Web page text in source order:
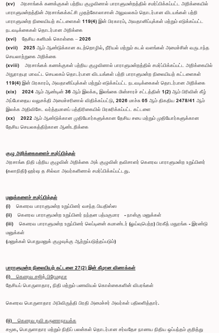
(xv) அரசாங்கக் கணக்குகள் பற்றிய குழுவினால் பாராளுமன்றத்தில் சமர்ப்பிக்கப்பட்ட அறிக்கையில்
பாராளுமன்றத்தின் அரசாங்கக்கட்சி முதற்கோலாசான் அலுவலகம் தொடர்பான விடயங்கள் பற்றி
பாராளுமன்ற நிலையியற் கட்டளைகள் 119(4) இன் பிரகாரம், அவதானிப்புக்கள் மற்றும் எடுக்கப்பட்ட
நடவடிக்கைகள் தொடர்பான அறிக்கை
(xvi) தேசிய கனிமக் கொள்கை – 2026
(xvii) 2025 ஆம் ஆண்டுக்கான கடற்றொழில், நீரியல் மற்றும் கடல் வளங்கள் அமைச்சின் வருடாந்த
செயலாற்றுகை அறிக்கை
(xviii) அரசாங்கக் கணக்குகள் பற்றிய குழுவினால் பாராளுமன்றத்தில் சமர்ப்பிக்கப்பட்ட அறிக்கையில்
அநுராதபுர மாவட்ட செயலகம் தொடர்பான விடயங்கள் பற்றி பாராளுமன்ற நிலையியற் கட்டளைகள்
119(4) இன் பிரகாரம், அவதானிப்புக்கள் மற்றும் எடுக்கப்பட்ட நடவடிக்கைகள் தொடர்பான அறிக்கை
(xix) 2024 ஆம் ஆண்டின் 36 ஆம் இலக்க, இலங்கை மின்சாரச் சட்டத்தின் 1(2) ஆம் பிரிவின் கீழ்
அப்போதைய வலுசக்தி அமைச்சரினால் விதிக்கப்பட்டு, 2026 மாச்சு 05 ஆம் திகதிய 2478/41 ஆம்
இலக்க அதிவிசேட வர்த்தமானப் பத்திரிகையில் பிரசுரிக்கப்பட்ட கட்டளை
(xx) 2022 ஆம் ஆண்டுக்கான முதியோர்களுக்கான தேசிய சபை மற்றும் முதியோர்களுக்கான
தேசிய செயலகத்திற்கான ஆண்டறிக்கை
குழு அறிக்கைகளைச் சமர்ப்பித்தல்
அரசாங்க நிதி பற்றிய குழுவின் அறிக்கை அக் குழுவின் தவிசாளர் கௌரவ பாராளுமன்ற உறுப்பினர்
(கலாநிதி) ஹர்ஷ த சில்வா அவர்களினால் சமர்ப்பிக்கப்பட்டது.
மனுக்களைச் சமர்ப்பித்தல்
(i) கௌரவ பாராளுமன்ற உறுப்பினர் வசந்த பியதிஸ்ஸ
(ii) கௌரவ பாராளுமன்ற உறுப்பினர் நந்தன பத்மகுமார - நான்கு மனுக்கள்
(iii) கௌரவ பாராளுமன்ற உறுப்பினர் லெப்டினன் கமாண்டர் (ஓய்வுபெற்ற) பிரகீத் மதுரங்க - இரண்டு
மனுக்கள்
(மனுக்கள் பொதுமனுக் குழுவுக்கு ஆற்றுப்படுத்தப்படும்)
பாராளுமன்ற நிலையியற் கட்டளை 27(2) இன் கீழான வினாக்கள்
(i) கௌரவ சஜித் பிரேமதாச
தேசியப் பொருளாதார, நிதி மற்றும் பணவியல் கொள்கைகளின் விபரங்கள்
கௌரவ பொருளாதார அபிவிருத்தி பிரதி அமைச்சர் அவர்கள் பதிலளித்தார்.
(ii) கௌரவ ரவி கருணாநாயக்க
சமூக, பொருளாதார மற்றும் நிதிப் பலன்கள் தொடர்பான சர்வதேச நாணய நிதிய ஒப்பந்தம் குறித்து